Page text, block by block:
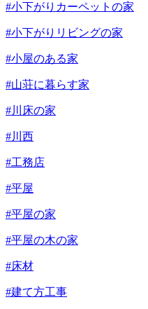
#小下がりカーペットの家
#小下がりリビングの家
#小屋のある家
#山荘に暮らす家
#川床の家
#川西
#工務店
#平屋
#平屋の家
#平屋の木の家
#床材
#建て方工事